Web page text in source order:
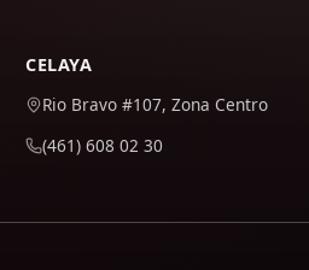
CELAYA
Rio Bravo #107, Zona Centro
(461) 608 02 30